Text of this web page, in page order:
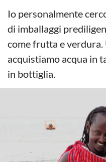
Io personalmente
di imballaggi
come frutta e
acquistiamo acqua in
in bottiglia.